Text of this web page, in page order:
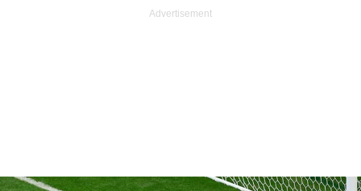
Advertisement